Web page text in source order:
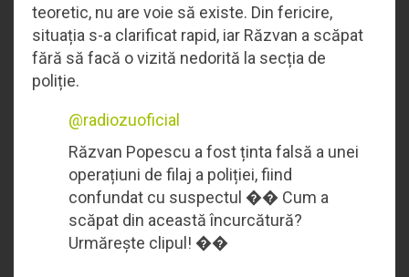
teoretic, nu are voie să existe. Din fericire,
situația s-a clarificat rapid, iar Răzvan a scăpat
fără să facă o vizită nedorită la secția de
poliție.
@radiozuoficial
Răzvan Popescu a fost ținta falsă a unei
operațiuni de filaj a poliției, fiind
confundat cu suspectul �� Cum a
scăpat din această încurcătură?
Urmărește clipul! ��